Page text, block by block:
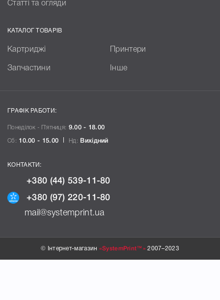
Статті та огляди
КАТАЛОГ ТОВАРІВ
Картриджі Принтери
Запчастини Інше
ГРАФІК РАБОТИ:
Понеділок - П`ятниця: 9.00 - 18.00
Сб: 10.00 - 15.00 Нд: Вихідний
КОНТАКТИ:
+380 (44) 539-11-80
+380 (97) 220-11-80
mail@systemprint.ua
© Інтернет-магазин «SystemPrint™» 2007–2023